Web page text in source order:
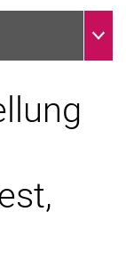
Link in einem